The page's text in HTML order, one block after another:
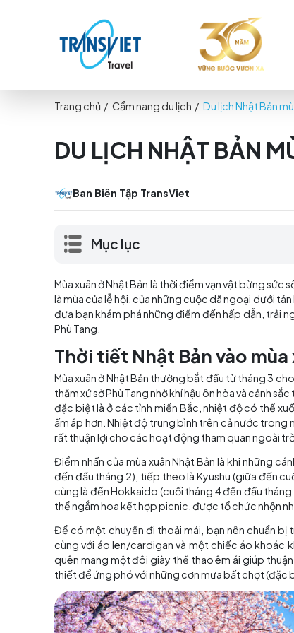
DU LỊCH NHẬT
Mục lục
Mùa xuân ở Nhật Bản là thời điểm vạn
là mùa của lễ hội, của những cuộc dã
đưa bạn khám phá những điểm đến
Phù Tang.
Thời tiết Nhật Bản
Mùa xuân ở Nhật Bản thường bắt đầu từ
thăm xứ sở Phù Tang nhờ khí hậu ôn hòa
đặc biệt là ở các tỉnh miền Bắc, nhiệt độ
ấm áp hơn. Nhiệt độ trung bình trên cả
rất thuận lợi cho các hoạt động tham
Điểm nhấn của mùa xuân Nhật Bản là
đến đầu tháng 2), tiếp theo là Kyushu
cùng là đến Hokkaido (cuối tháng 4 đến
thể ngắm hoa kết hợp picnic, được tổ
Để có một chuyến đi thoải mái, bạn